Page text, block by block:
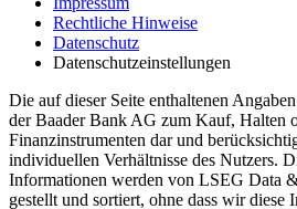
Rechtliche Hinweise
Datenschutz
Datenschutzeinstellungen
Die auf dieser Seite enthaltenen
der Baader Bank AG zum Kauf, Halten
Finanzinstrumenten dar und
individuellen Verhältnisse des Nutzers.
Informationen werden von LSEG Data
gestellt und sortiert, ohne dass wir diese